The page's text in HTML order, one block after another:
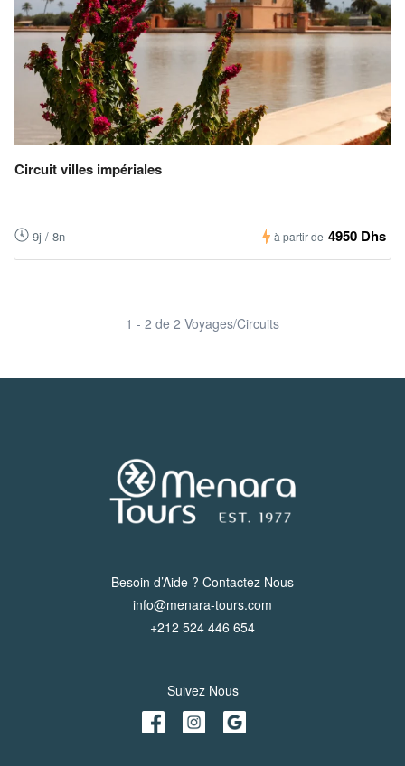
Circuit villes impériales
9j / 8n à partir de 4950 Dhs
1 - 2 de 2 Voyages/Circuits
Besoin d’Aide ? Contactez Nous
info@menara-tours.com
+212 524 446 654
Suivez Nous